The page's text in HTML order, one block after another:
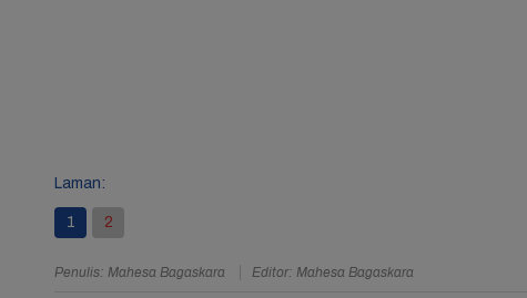
Laman:
1 2
Penulis: Mahesa Bagaskara Editor: Mahesa Bagaskara